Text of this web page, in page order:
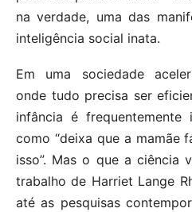
na verdade, uma das
inteligência social inata.
Em uma sociedade
onde tudo precisa ser
infância é
como “deixa que a mamãe
isso”. Mas o que a ciência
trabalho de Harriet Lange
até as pesquisas